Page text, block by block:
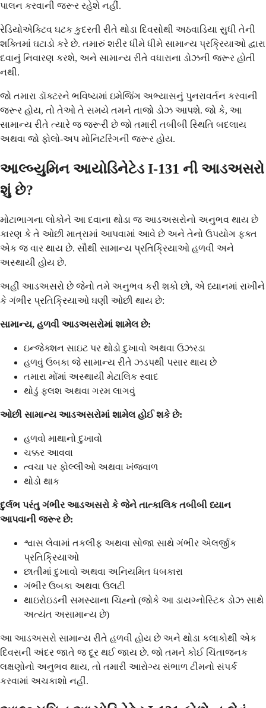
પાલન કરવાની જરૂર રહેશે નહીં.
રેડિયોએક્ટિવ ઘટક કુદરતી રીતે થોડા દિવસોથી અઠવાડિયા સુધી તેની
શક્તિમાં ઘટાડો કરે છે. તમારું શરીર ધીમે ધીમે સામાન્ય પ્રક્રિયાઓ દ્વારા
દવાનું નિવારણ કરશે, અને સામાન્ય રીતે વધારાના ડોઝની જરૂર હોતી
નથી.
જો તમારા ડૉક્ટરને ભવિષ્યમાં ઇમેજિંગ અભ્યાસનું પુનરાવર્તન કરવાની
જરૂર હોય, તો તેઓ તે સમયે તમને તાજો ડોઝ આપશે. જો કે, આ
સામાન્ય રીતે ત્યારે જ જરૂરી છે જો તમારી તબીબી સ્થિતિ બદલાય
અથવા જો ફોલો-અપ મોનિટરિંગની જરૂર હોય.
આલ્બ્યુમિન આયોડિનેટેડ I-131 ની આડઅસરો
શું છે?
મોટાભાગના લોકોને આ દવાના થોડા જ આડઅસરોનો અનુભવ થાય છે
કારણ કે તે ઓછી માત્રામાં આપવામાં આવે છે અને તેનો ઉપયોગ ફક્ત
એક જ વાર થાય છે. સૌથી સામાન્ય પ્રતિક્રિયાઓ હળવી અને
અસ્થાયી હોય છે.
અહીં આડઅસરો છે જેનો તમે અનુભવ કરી શકો છો, એ ધ્યાનમાં રાખીને
કે ગંભીર પ્રતિક્રિયાઓ ઘણી ઓછી થાય છે:
સામાન્ય, હળવી આડઅસરોમાં શામેલ છે:
ઇન્જેક્શન સાઇટ પર થોડો દુખાવો અથવા ઉઝરડા
હળવું ઉબકા જે સામાન્ય રીતે ઝડપથી પસાર થાય છે
તમારા મોંમાં અસ્થાયી મેટાલિક સ્વાદ
થોડું ફ્લશ અથવા ગરમ લાગવું
ઓછી સામાન્ય આડઅસરોમાં શામેલ હોઈ શકે છે:
હળવો માથાનો દુખાવો
ચક્કર આવવા
ત્વચા પર ફોલ્લીઓ અથવા ખંજવાળ
થોડો થાક
દુર્લભ પરંતુ ગંભીર આડઅસરો કે જેને તાત્કાલિક તબીબી ધ્યાન
આપવાની જરૂર છે:
શ્વાસ લેવામાં તકલીફ અથવા સોજા સાથે ગંભીર એલર્જીક
પ્રતિક્રિયાઓ
છાતીમાં દુખાવો અથવા અનિયમિત ધબકારા
ગંભીર ઉબકા અથવા ઉલટી
થાઇરોઇડની સમસ્યાના ચિહ્નો (જોકે આ ડાયગ્નોસ્ટિક ડોઝ સાથે
અત્યંત અસામાન્ય છે)
આ આડઅસરો સામાન્ય રીતે હળવી હોય છે અને થોડા કલાકોથી એક
દિવસની અંદર જાતે જ દૂર થઈ જાય છે. જો તમને કોઈ ચિંતાજનક
લક્ષણોનો અનુભવ થાય, તો તમારી આરોગ્ય સંભાળ ટીમનો સંપર્ક
કરવામાં અચકાશો નહીં.